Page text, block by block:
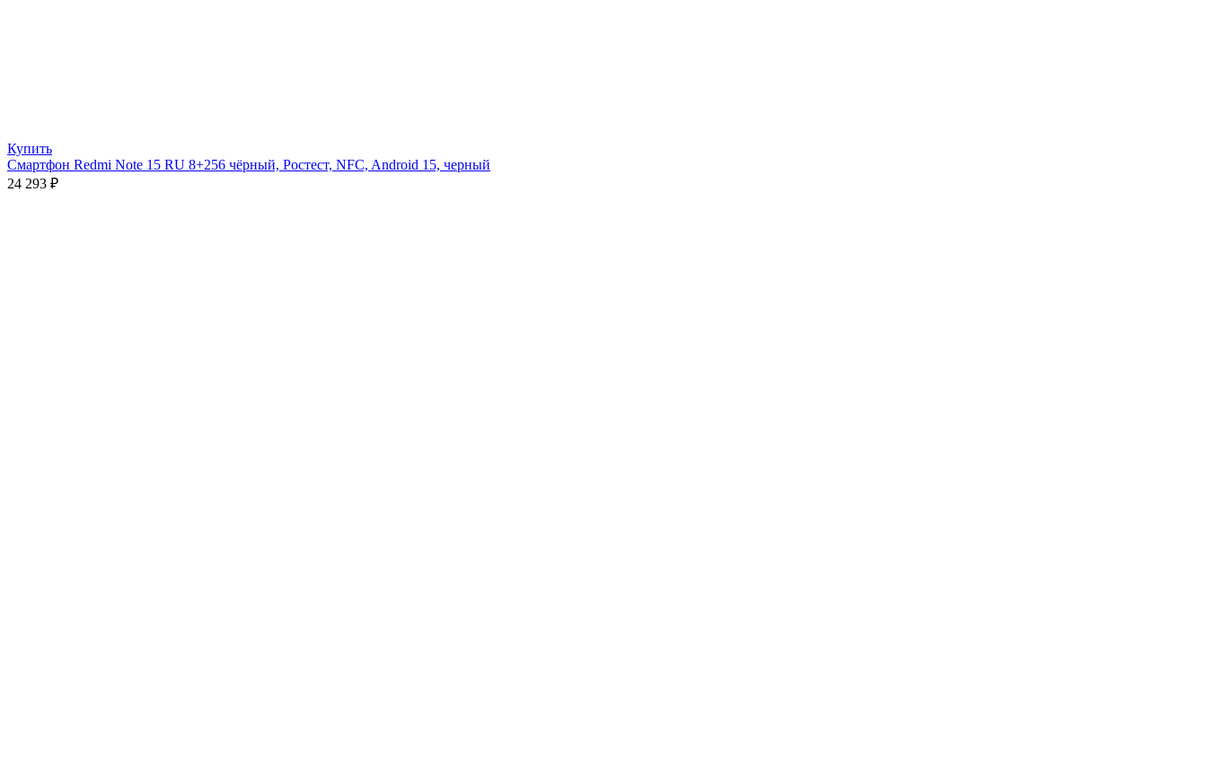
Купить
Смартфон Redmi Note 15 RU 8+256 чёрный, Ростест, NFC, Android 15, черный
24 293 ₽